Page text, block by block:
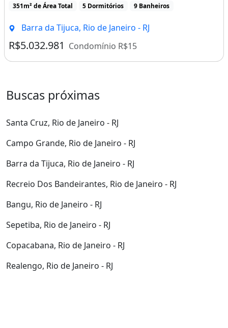
351m² de Área Total 5 Dormitórios 9 Banheiros
Barra da Tijuca, Rio de Janeiro - RJ
R$5.032.981 Condomínio R$15
Buscas próximas
Santa Cruz, Rio de Janeiro - RJ
Campo Grande, Rio de Janeiro - RJ
Barra da Tijuca, Rio de Janeiro - RJ
Recreio Dos Bandeirantes, Rio de Janeiro - RJ
Bangu, Rio de Janeiro - RJ
Sepetiba, Rio de Janeiro - RJ
Copacabana, Rio de Janeiro - RJ
Realengo, Rio de Janeiro - RJ